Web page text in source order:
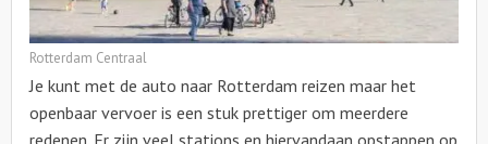
Rotterdam Centraal
Je kunt met de auto naar Rotterdam reizen maar het
openbaar vervoer is een stuk prettiger om meerdere